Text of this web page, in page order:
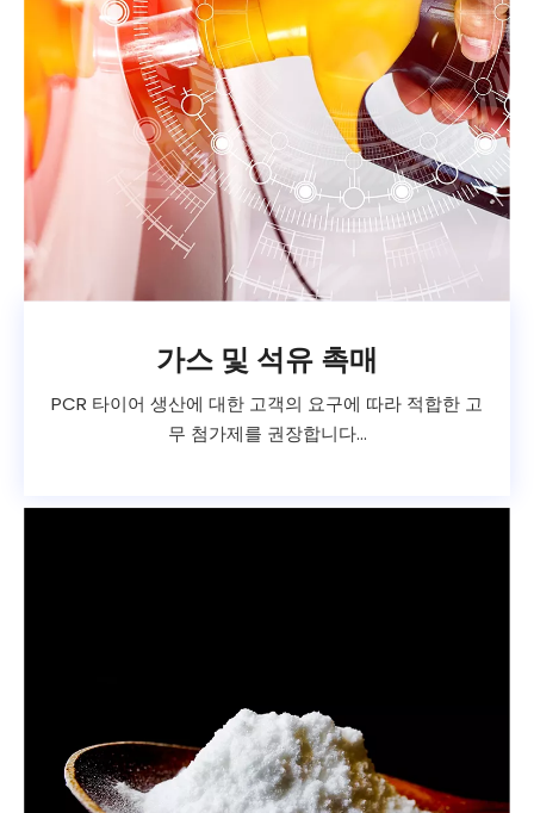
가스 및 석유 촉매
PCR 타이어 생산에 대한 고객의 요구에 따라 적합한 고
무 첨가제를 권장합니다...